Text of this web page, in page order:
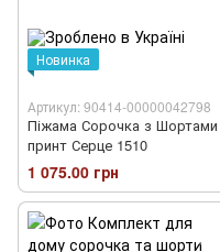
Новинка
Артикул: 90414-00000042798
Піжама Сорочка з Шортами
принт Серце 1510
1 075.00 грн